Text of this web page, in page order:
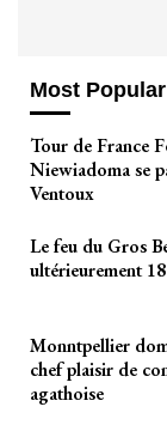
Most Popular
Tour de France
Niewiadoma se
Ventoux
Le feu du Gros
ultérieurement
Monntpellier
chef plaisir de
agathoise